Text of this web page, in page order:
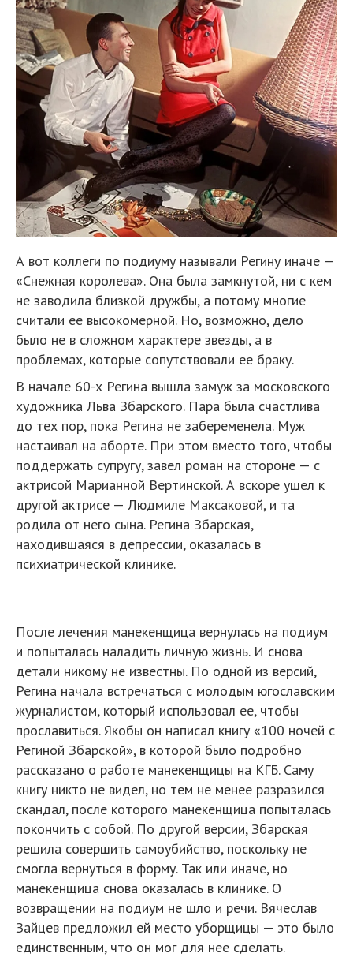
А вот коллеги по подиуму называли Регину иначе —
«Снежная королева». Она была замкнутой, ни с кем
не заводила близкой дружбы, а потому многие
считали ее высокомерной. Но, возможно, дело
было не в сложном характере звезды, а в
проблемах, которые сопутствовали ее браку.
В начале 60-х Регина вышла замуж за московского
художника Льва Збарского. Пара была счастлива
до тех пор, пока Регина не забеременела. Муж
настаивал на аборте. При этом вместо того, чтобы
поддержать супругу, завел роман на стороне — с
актрисой Марианной Вертинской. А вскоре ушел к
другой актрисе — Людмиле Максаковой, и та
родила от него сына. Регина Збарская,
находившаяся в депрессии, оказалась в
психиатрической клинике.
После лечения манекенщица вернулась на подиум
и попыталась наладить личную жизнь. И снова
детали никому не известны. По одной из версий,
Регина начала встречаться с молодым югославским
журналистом, который использовал ее, чтобы
прославиться. Якобы он написал книгу «100 ночей с
Региной Збарской», в которой было подробно
рассказано о работе манекенщицы на КГБ. Саму
книгу никто не видел, но тем не менее разразился
скандал, после которого манекенщица попыталась
покончить с собой. По другой версии, Збарская
решила совершить самоубийство, поскольку не
смогла вернуться в форму. Так или иначе, но
манекенщица снова оказалась в клинике. О
возвращении на подиум не шло и речи. Вячеслав
Зайцев предложил ей место уборщицы — это было
единственным, что он мог для нее сделать.